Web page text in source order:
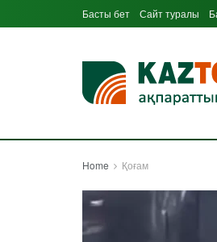
Басты бет Сайт туралы
Home Қоғам